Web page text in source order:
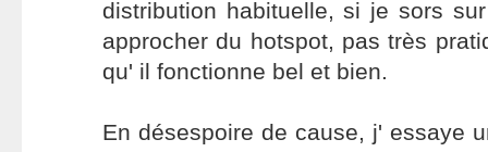
distribution habituelle, si je sors
approcher du hotspot, pas très
qu' il fonctionne bel et bien.
En désespoire de cause, j' essaye